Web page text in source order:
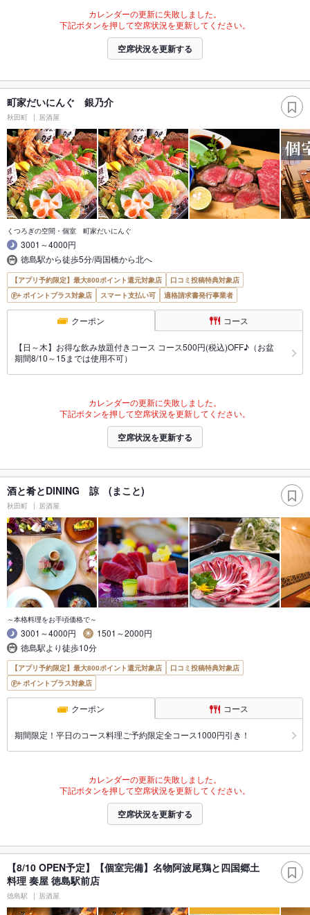
カレンダーの更新に失敗しました。
下記ボタンを押して空席状況を更新してください。
空席状況を更新する
町家だいにんぐ 銀乃介
秋田町 居酒屋
くつろぎの空間・個室 町家だいにんぐ
3001～4000円
徳島駅から徒歩5分/両国橋から北へ
【アプリ予約限定】最大800ポイント還元対象店
口コミ投稿特典対象店
ポイントプラス対象店
スマート支払い可 適格請求書発行事業者
クーポン コース
【日～木】お得な飲み放題付きコース コース500円(税込)OFF♪（お盆
期間8/10～15までは使用不可）
カレンダーの更新に失敗しました。
下記ボタンを押して空席状況を更新してください。
空席状況を更新する
酒と肴とDINING 諒 (まこと)
秋田町 居酒屋
～本格料理をお手頃価格で～
3001～4000円
1501～2000円
徳島駅より徒歩10分
【アプリ予約限定】最大800ポイント還元対象店
口コミ投稿特典対象店
ポイントプラス対象店
クーポン コース
期間限定！平日のコース料理ご予約限定全コース1000円引き！
カレンダーの更新に失敗しました。
下記ボタンを押して空席状況を更新してください。
空席状況を更新する
【8/10 OPEN予定】【個室完備】名物阿波尾鶏と四国郷土
料理 奏屋 徳島駅前店
徳島駅 居酒屋